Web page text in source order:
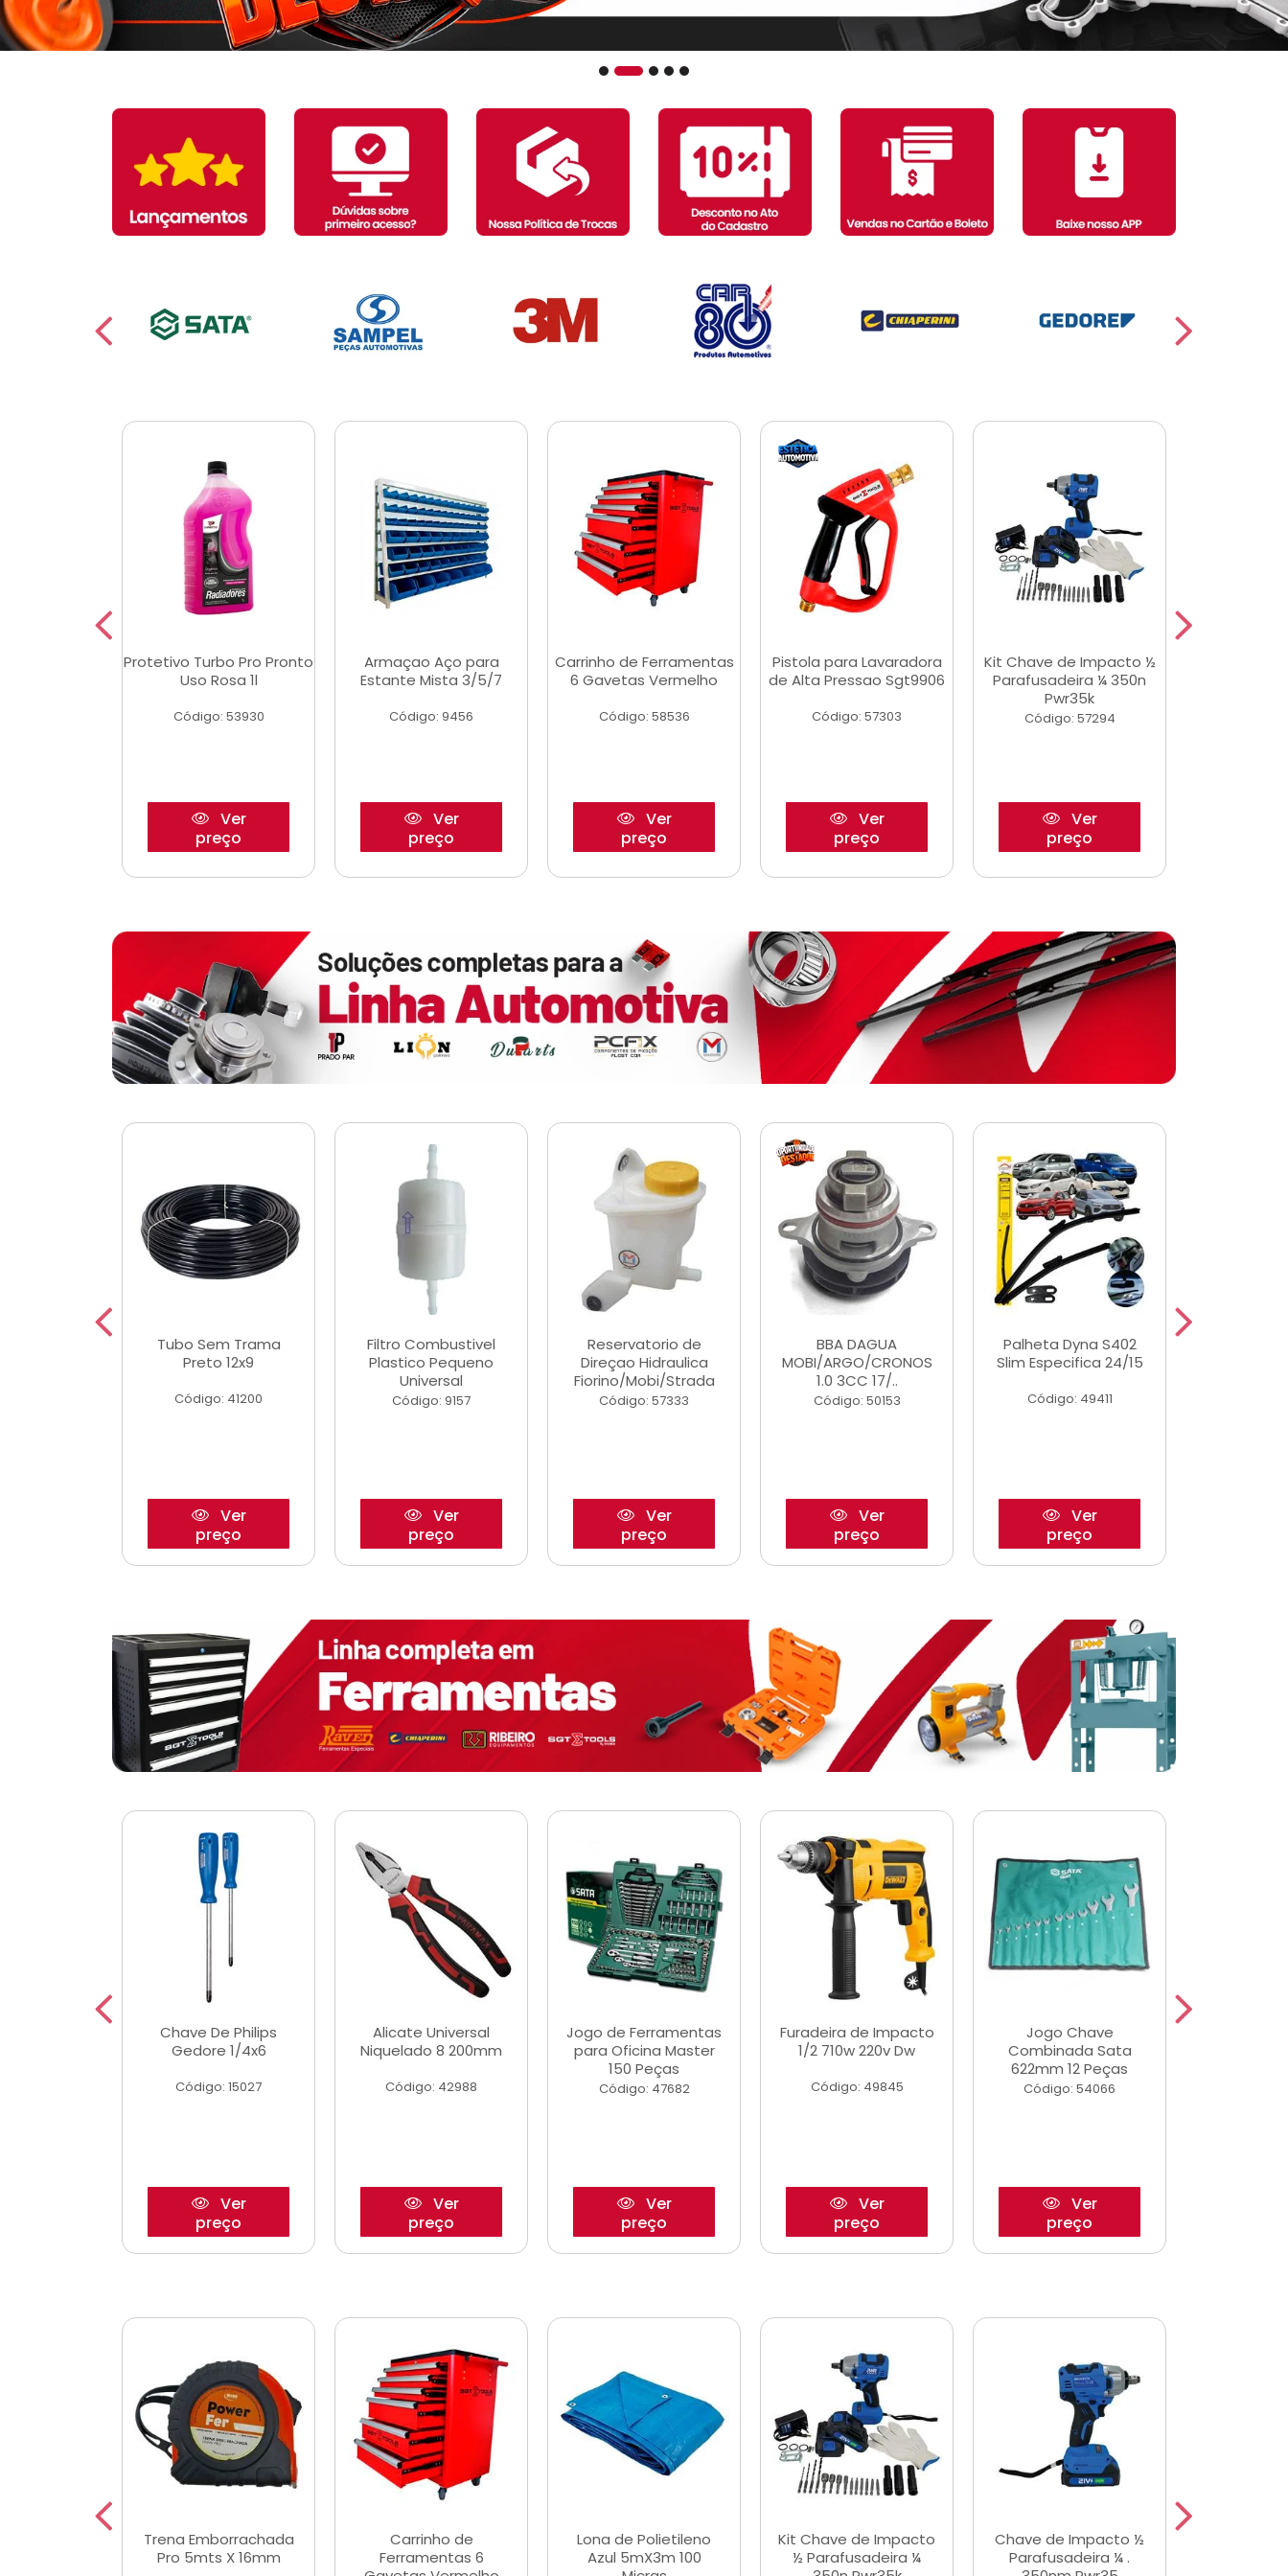
Protetivo Turbo Pro Pronto
Uso Rosa 1l
Código: 53930
Ver
preço
Armaçao Aço para
Estante Mista 3/5/7
Código: 9456
Ver
preço
Carrinho de Ferramentas
6 Gavetas Vermelho
Código: 58536
Ver
preço
Pistola para Lavaradora
de Alta Pressao Sgt9906
Código: 57303
Ver
preço
Kit Chave de Impacto ½
Parafusadeira ¼ 350n
Pwr35k
Código: 57294
Ver
preço
Tubo Sem Trama
Preto 12x9
Código: 41200
Ver
preço
Filtro Combustivel
Plastico Pequeno
Universal
Código: 9157
Ver
preço
Reservatorio de
Direçao Hidraulica
Fiorino/Mobi/Strada
Código: 57333
Ver
preço
BBA DAGUA
MOBI/ARGO/CRONOS
1.0 3CC 17/..
Código: 50153
Ver
preço
Palheta Dyna S402
Slim Especifica 24/15
Código: 49411
Ver
preço
Chave De Philips
Gedore 1/4x6
Código: 15027
Ver
preço
Alicate Universal
Niquelado 8 200mm
Código: 42988
Ver
preço
Jogo de Ferramentas
para Oficina Master
150 Peças
Código: 47682
Ver
preço
Furadeira de Impacto
1/2 710w 220v Dw
Código: 49845
Ver
preço
Jogo Chave
Combinada Sata
622mm 12 Peças
Código: 54066
Ver
preço
Trena Emborrachada
Pro 5mts X 16mm
Carrinho de
Ferramentas 6
Lona de Polietileno
Azul 5mX3m 100
Kit Chave de Impacto
½ Parafusadeira ¼
Chave de Impacto ½
Parafusadeira ¼ .